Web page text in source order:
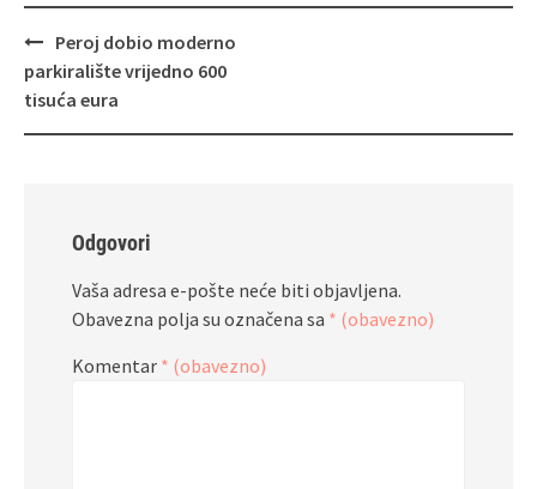
Navigacija
objava
Peroj dobio moderno
parkiralište vrijedno 600
tisuća eura
Odgovori
Vaša adresa e-pošte neće biti objavljena.
Obavezna polja su označena sa * (obavezno)
Komentar * (obavezno)